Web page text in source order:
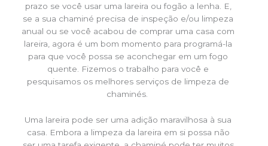
prazo se você usar uma lareira ou fogão a lenha. E,
se a sua chaminé precisa de inspeção e/ou limpeza
anual ou se você acabou de comprar uma casa com
lareira, agora é um bom momento para programá-la
para que você possa se aconchegar em um fogo
quente. Fizemos o trabalho para você e
pesquisamos os melhores serviços de limpeza de
chaminés.
Uma lareira pode ser uma adição maravilhosa à sua
casa. Embora a limpeza da lareira em si possa não